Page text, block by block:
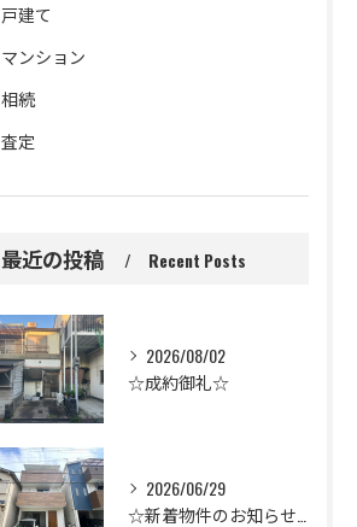
戸建て
マンション
相続
査定
最近の投稿 Recent Posts
2026/08/02
☆成約御礼☆
2026/06/29